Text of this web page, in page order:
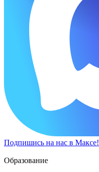
Подпишись на нас в Максе!
Образование